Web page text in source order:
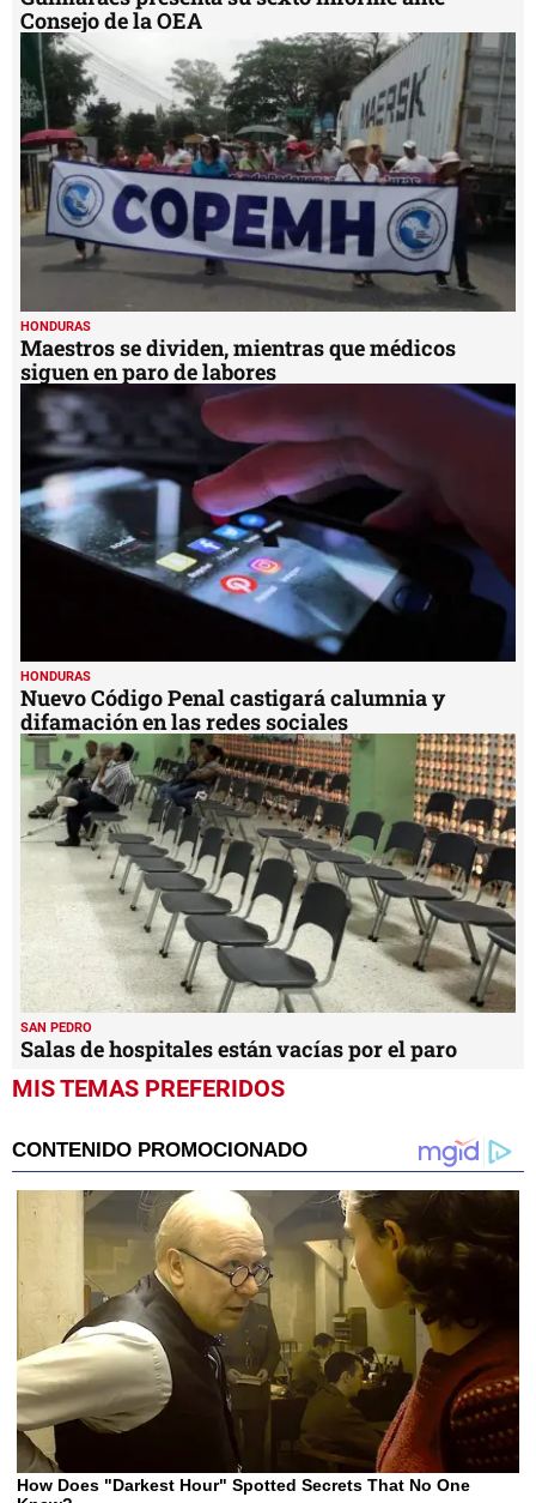
Consejo de la OEA
HONDURAS
Maestros se dividen, mientras que médicos
siguen en paro de labores
HONDURAS
Nuevo Código Penal castigará calumnia y
difamación en las redes sociales
SAN PEDRO
Salas de hospitales están vacías por el paro
MIS TEMAS PREFERIDOS